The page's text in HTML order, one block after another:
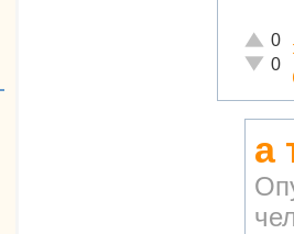
0
0
а